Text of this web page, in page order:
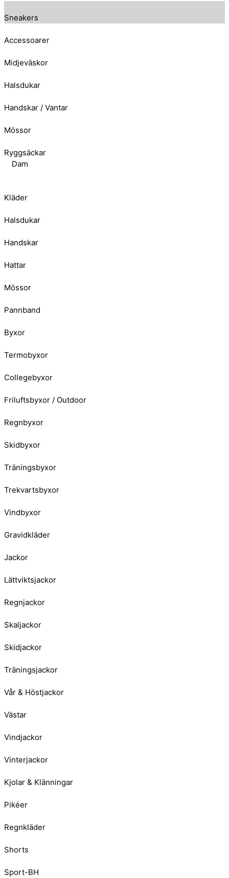
Sneakers
Accessoarer
Midjeväskor
Halsdukar
Handskar / Vantar
Mössor
Ryggsäckar
Dam
Kläder
Halsdukar
Handskar
Hattar
Mössor
Pannband
Byxor
Termobyxor
Collegebyxor
Friluftsbyxor / Outdoor
Regnbyxor
Skidbyxor
Träningsbyxor
Trekvartsbyxor
Vindbyxor
Gravidkläder
Jackor
Lättviktsjackor
Regnjackor
Skaljackor
Skidjackor
Träningsjackor
Vår & Höstjackor
Västar
Vindjackor
Vinterjackor
Kjolar & Klänningar
Pikéer
Regnkläder
Shorts
Sport-BH